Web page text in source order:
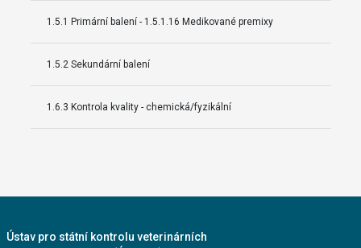
1.5.1 Primární balení - 1.5.1.16 Medikované premixy
1.5.2 Sekundární balení
1.6.3 Kontrola kvality - chemická/fyzikální
Ústav pro státní kontrolu veterinárních